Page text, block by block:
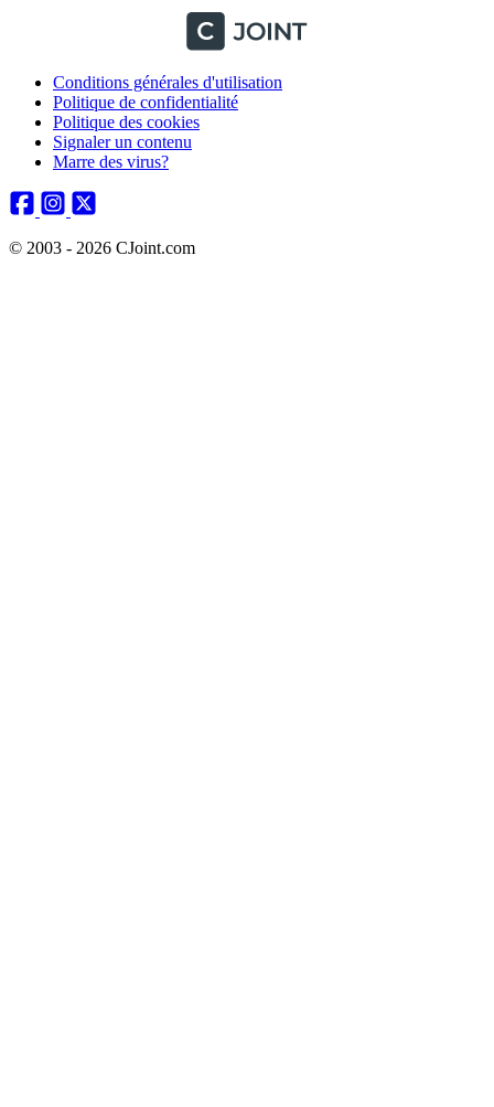
Conditions générales d'utilisation
Politique de confidentialité
Politique des cookies
Signaler un contenu
Marre des virus?
© 2003 - 2026 CJoint.com